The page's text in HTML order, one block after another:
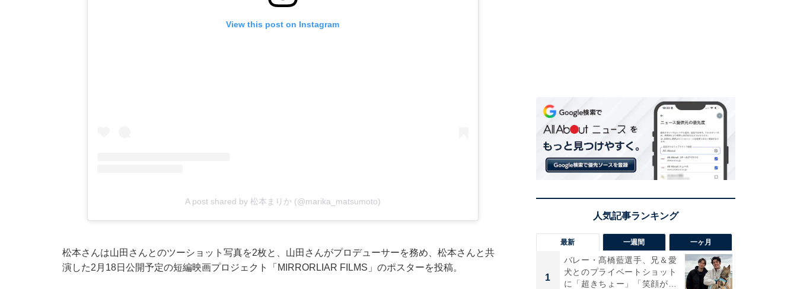
View this post on Instagram
A post shared by 松本まりか (@marika_matsumoto)
松本さんは山田さんとのツーショット写真を2枚と、山田さんがプロデューサーを務め、松本さんと共
演した2月18日公開予定の短編映画プロジェクト「MIRRORLIAR FILMS」のポスターを投稿。
最新 一週間 一ヶ月
1
バレー・髙橋藍選手、兄＆愛
犬とのプライベートショット
に「超きちょー」「笑顔が見